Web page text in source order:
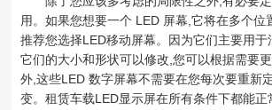
用。如果您想要一个 LED 屏幕,它将在多个位
推荐您选择LED移动屏幕。因为它们主要用于
它们的大小和形状可以修改,您可以根据需要
外,这些LED 数字屏幕不需要在您每次要重新
变。租赁车载LED显示屏在所有条件下都能正